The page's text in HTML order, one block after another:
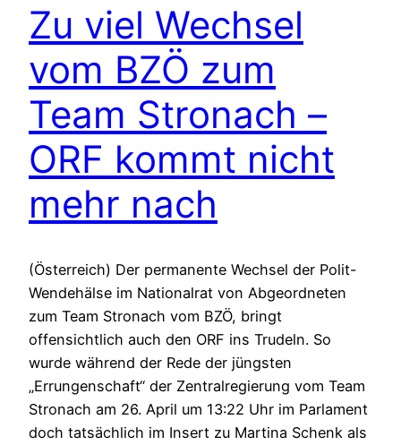
Zu viel Wechsel
vom BZÖ zum
Team Stronach –
ORF kommt nicht
mehr nach
(Österreich) Der permanente Wechsel der Polit-
Wendehälse im Nationalrat von Abgeordneten
zum Team Stronach vom BZÖ, bringt
offensichtlich auch den ORF ins Trudeln. So
wurde während der Rede der jüngsten
„Errungenschaft“ der Zentralregierung vom Team
Stronach am 26. April um 13:22 Uhr im Parlament
doch tatsächlich im Insert zu Martina Schenk als